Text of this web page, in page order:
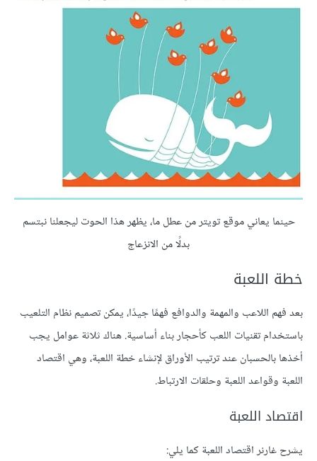
حينما يعاني موقع تويتر من عطل ما، يظهر هذا الحوت ليجعلنا نبتسم
بدلًا من الانزعاج
خطة اللعبة
بعد فهم اللاعب والمهمة والدوافع فهمًا جيدًا، يمكن تصميم نظام التلعيب
باستخدام تقنيات اللعب كأحجار بناء أساسية. هناك ثلاثة عوامل يجب
أخذها بالحسبان عند ترتيب الأوراق لإنشاء خطة اللعبة، وهي اقتصاد
اللعبة وقواعد اللعبة وحلقات الارتباط.
اقتصاد اللعبة
يشرح غارنر اقتصاد اللعبة كما يلي: